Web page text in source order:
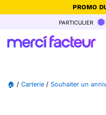
PROMO
-30% de réduction avec le
Ne
particulier
🏠 / Carterie / Souhaiter un